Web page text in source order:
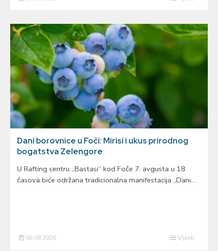
Dani borovnice u Foči: Mirisi i ukus prirodnog
bogatstva Zelengore
U Rafting centru „Bastasi“ kod Foče 7. avgusta u 18
časova biće održana tradicionalna manifestacija „Dani…
06.08.2026 Vijesti